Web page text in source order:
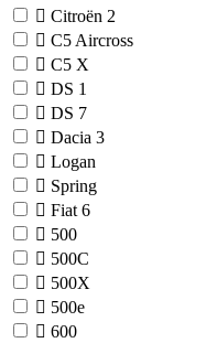
Citroën 2
C5 Aircross
C5 X
DS 1
DS 7
Dacia 3
Logan
Spring
Fiat 6
500
500C
500X
500e
600